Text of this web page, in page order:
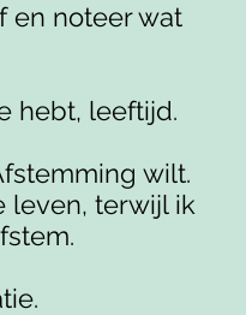
en noteer wat
hebt, leeftijd.
wilt.
leven, terwijl ik